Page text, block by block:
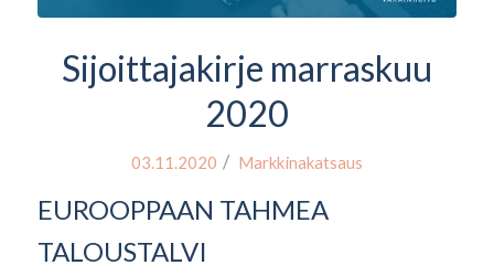
Sijoittajakirje marraskuu
2020
03.11.2020 / Markkinakatsaus
EUROOPPAAN TAHMEA
TALOUSTALVI